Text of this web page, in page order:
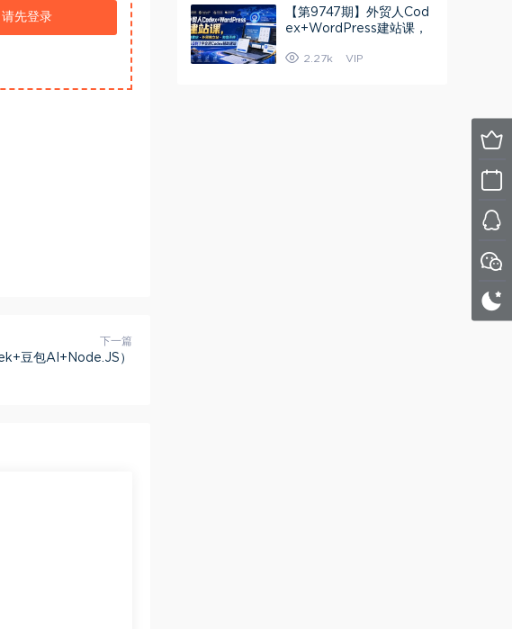
请先登录
下一篇
豆包AI+Node.JS）
【第9747期】外贸人Cod
ex+WordPress建站课，
接 2.27k VIP